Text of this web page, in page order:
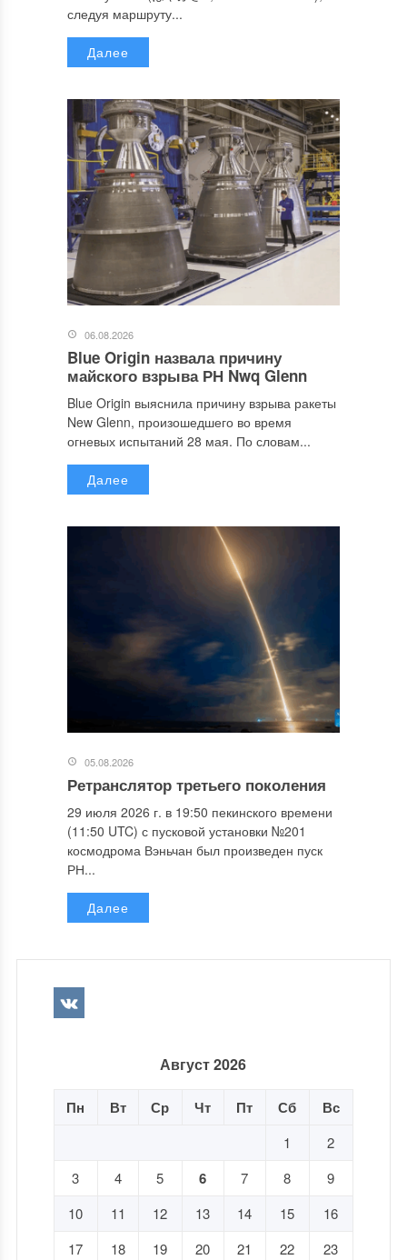
следуя маршруту...
Далее
06.08.2026
Blue Origin назвала причину
майского взрыва РН Nwq Glenn
Blue Origin выяснила причину взрыва ракеты
New Glenn, произошедшего во время
огневых испытаний 28 мая. По словам...
Далее
05.08.2026
Ретранслятор третьего поколения
29 июля 2026 г. в 19:50 пекинского времени
(11:50 UTC) с пусковой установки №201
космодрома Вэньчан был произведен пуск
РН...
Далее
Август 2026
Пн Вт Ср Чт Пт Сб Вс
1
2
3
4 5 6 7 8
9
10
11 12 13 14 15
16
17
18 19 20 21 22
23